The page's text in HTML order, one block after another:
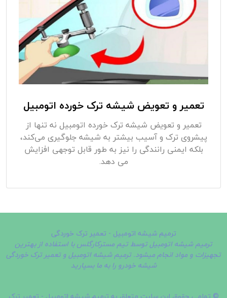
تعمیر و تعویض شیشه ترک خورده اتومبیل
تعمیر و تعویض شیشه ترک خورده اتومبیل نه تنها از
پیشروی ترک و آسیب بیشتر به شیشه جلوگیری می‌کند،
بلکه ایمنی رانندگی را نیز به طور قابل توجهی افزایش
می‌ دهد.
ترمیم شیشه اتومبیل - تعمیر ترک خوردگی
ترمیم شیشه اتومبیل توسط تیم مسترکارگلس با استفاده از بهترین
تجهیزات و مواد انجام میشود. ترمیم شیشه اتومبیل و تعمیر ترک خوردگی
شیشه خودرو را به ما بسپارید